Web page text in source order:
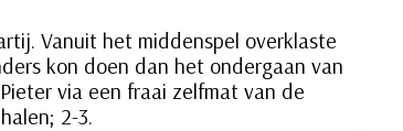
Vanuit het middenspel overklaste
kon doen dan het ondergaan van
via een fraai zelfmat van de
2-3.